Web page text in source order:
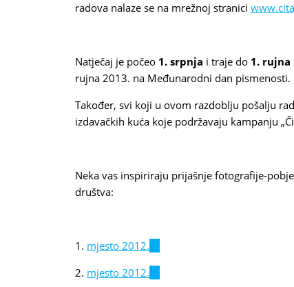
radova nalaze se na mrežnoj stranici
Natječaj je počeo 1. srpnja i traje do 1. rujna
rujna 2013. na Međunarodni dan pismenosti.
Također, svi koji u ovom razdoblju pošalju
izdavačkih kuća koje podržavaju kampanju
Neka vas inspiriraju prijašnje fotografije-
društva:
1. mjesto 2012.
is
external)
2. mjesto 2012.